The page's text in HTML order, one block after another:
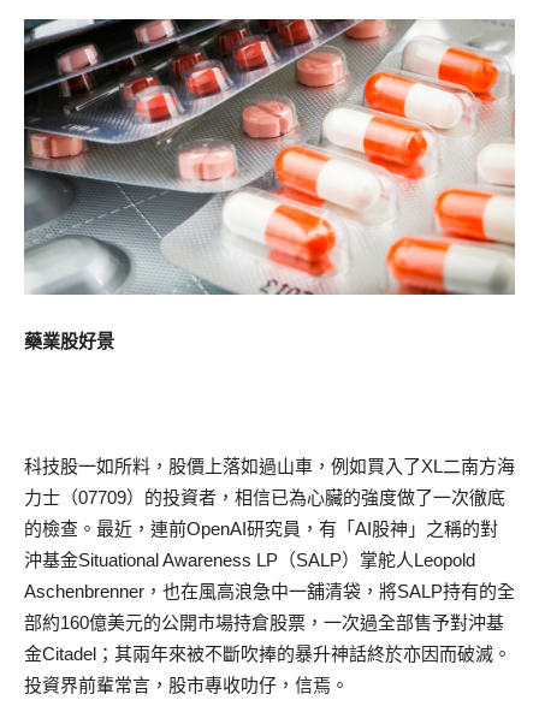
藥業股好景
科技股一如所料，股價上落如過山車，例如買入了XL二南方海
力士（07709）的投資者，相信已為心臟的強度做了一次徹底
的檢查。最近，連前OpenAI研究員，有「AI股神」之稱的對
沖基金Situational Awareness LP（SALP）掌舵人Leopold
Aschenbrenner，也在風高浪急中一舖清袋，將SALP持有的全
部約160億美元的公開市場持倉股票，一次過全部售予對沖基
金Citadel；其兩年來被不斷吹捧的暴升神話終於亦因而破滅。
投資界前輩常言，股市專收叻仔，信焉。